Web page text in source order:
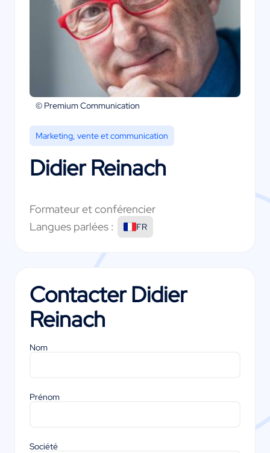
© Premium Communication
Marketing, vente et communication
Didier Reinach
Formateur et conférencier
Langues parlées :
FR
ContacterDidier
Reinach
Nom
Prénom
Société